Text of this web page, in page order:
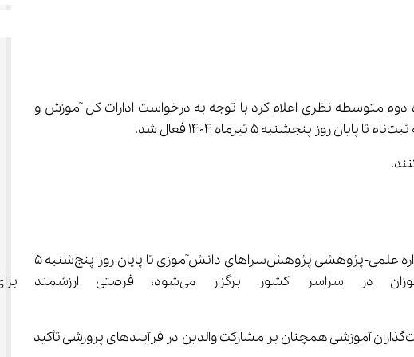
دوم متوسطه نظری اعلام کرد با توجه به درخواست ادارات کل آموزش و
تیر ۱۴۰۴ تمدید شد. این جشنواره که با هدف شکوفایی
نکته مهم در این اطلاعیه، استفاده از پنل والدین در سامانه my.medu.ir برای ثبت‌نام است؛ امری که نشان می‌دهد سیاست‌گذاران آموزشی همچنان بر مشارکت والدین در فرآیندهای پرورشی تأکید